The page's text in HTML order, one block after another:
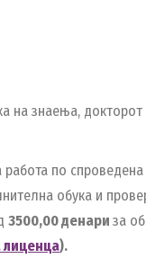
на знаења,
по
обука и
3500,00 денари за
лиценца).